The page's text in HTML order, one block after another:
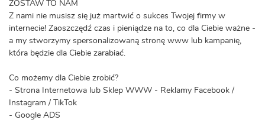
ZOSTAW TO NAM
Z nami nie musisz się już martwić o sukces Twojej firmy w
internecie! Zaoszczędź czas i pieniądze na to, co dla Ciebie ważne -
a my stworzymy spersonalizowaną stronę www lub kampanię,
która będzie dla Ciebie zarabiać.
Co możemy dla Ciebie zrobić?
- Strona Internetowa lub Sklep WWW - Reklamy Facebook /
Instagram / TikTok
- Google ADS